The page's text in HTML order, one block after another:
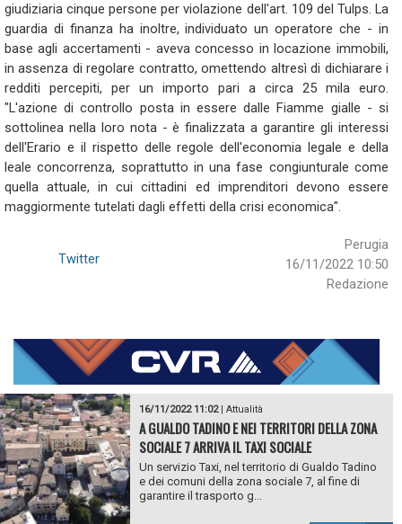
giudiziaria cinque persone per violazione dell'art. 109 del Tulps. La
guardia di finanza ha inoltre, individuato un operatore che - in
base agli accertamenti - aveva concesso in locazione immobili,
in assenza di regolare contratto, omettendo altresì di dichiarare i
redditi percepiti, per un importo pari a circa 25 mila euro.
"L'azione di controllo posta in essere dalle Fiamme gialle - si
sottolinea nella loro nota - è finalizzata a garantire gli interessi
dell'Erario e il rispetto delle regole dell'economia legale e della
leale concorrenza, soprattutto in una fase congiunturale come
quella attuale, in cui cittadini ed imprenditori devono essere
maggiormente tutelati dagli effetti della crisi economica".
Perugia
16/11/2022 10:50
Redazione
Twitter
16/11/2022 11:02| Attualità
A GUALDO TADINO E NEI TERRITORI DELLA ZONA
SOCIALE 7 ARRIVA IL TAXI SOCIALE
Un servizio Taxi, nel territorio di Gualdo Tadino
e dei comuni della zona sociale 7, al fine di
garantire il trasporto g...